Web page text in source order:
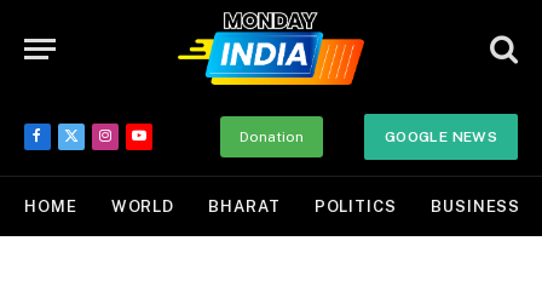
Facebook
X
(Twitter)
Instagram
YouTube
Donation GOOGLE NEWS
HOME WORLD BHARAT POLITICS BUSINESS